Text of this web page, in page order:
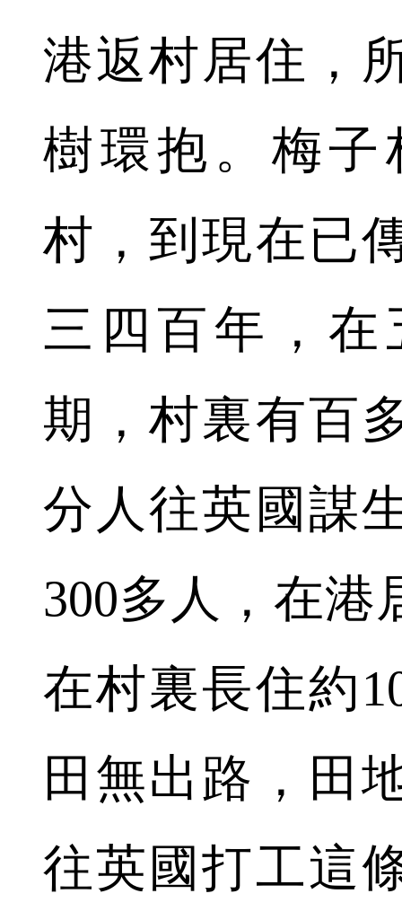
港返村居住，
樹環抱。梅子
村，到現在已
三四百年，
期，村裏有百
分人往英國謀
300多人，在港
在村裏長住約
田無出路，田
往英國打工這